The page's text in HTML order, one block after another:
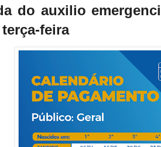
do auxilio
feira